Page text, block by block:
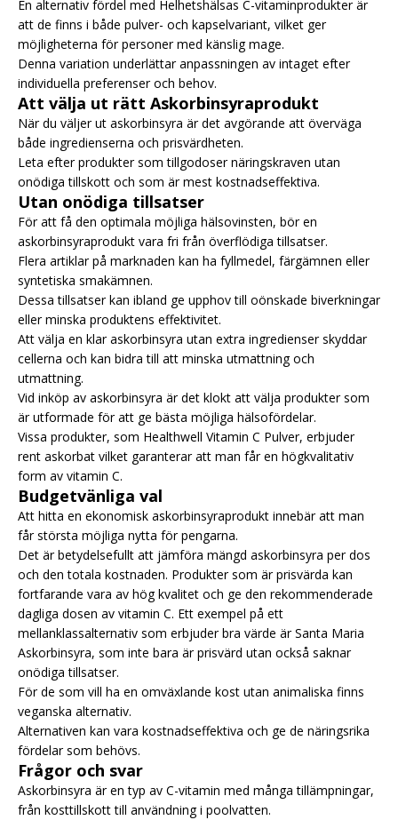
En alternativ fördel med Helhetshälsas C-vitaminprodukter är
att de finns i både pulver- och kapselvariant, vilket ger
möjligheterna för personer med känslig mage.
Denna variation underlättar anpassningen av intaget efter
individuella preferenser och behov.
Att välja ut rätt Askorbinsyraprodukt
När du väljer ut askorbinsyra är det avgörande att överväga
både ingredienserna och prisvärdheten.
Leta efter produkter som tillgodoser näringskraven utan
onödiga tillskott och som är mest kostnadseffektiva.
Utan onödiga tillsatser
För att få den optimala möjliga hälsovinsten, bör en
askorbinsyraprodukt vara fri från överflödiga tillsatser.
Flera artiklar på marknaden kan ha fyllmedel, färgämnen eller
syntetiska smakämnen.
Dessa tillsatser kan ibland ge upphov till oönskade biverkningar
eller minska produktens effektivitet.
Att välja en klar askorbinsyra utan extra ingredienser skyddar
cellerna och kan bidra till att minska utmattning och
utmattning.
Vid inköp av askorbinsyra är det klokt att välja produkter som
är utformade för att ge bästa möjliga hälsofördelar.
Vissa produkter, som Healthwell Vitamin C Pulver, erbjuder
rent askorbat vilket garanterar att man får en högkvalitativ
form av vitamin C.
Budgetvänliga val
Att hitta en ekonomisk askorbinsyraprodukt innebär att man
får största möjliga nytta för pengarna.
Det är betydelsefullt att jämföra mängd askorbinsyra per dos
och den totala kostnaden. Produkter som är prisvärda kan
fortfarande vara av hög kvalitet och ge den rekommenderade
dagliga dosen av vitamin C. Ett exempel på ett
mellanklassalternativ som erbjuder bra värde är Santa Maria
Askorbinsyra, som inte bara är prisvärd utan också saknar
onödiga tillsatser.
För de som vill ha en omväxlande kost utan animaliska finns
veganska alternativ.
Alternativen kan vara kostnadseffektiva och ge de näringsrika
fördelar som behövs.
Frågor och svar
Askorbinsyra är en typ av C-vitamin med många tillämpningar,
från kosttillskott till användning i poolvatten.